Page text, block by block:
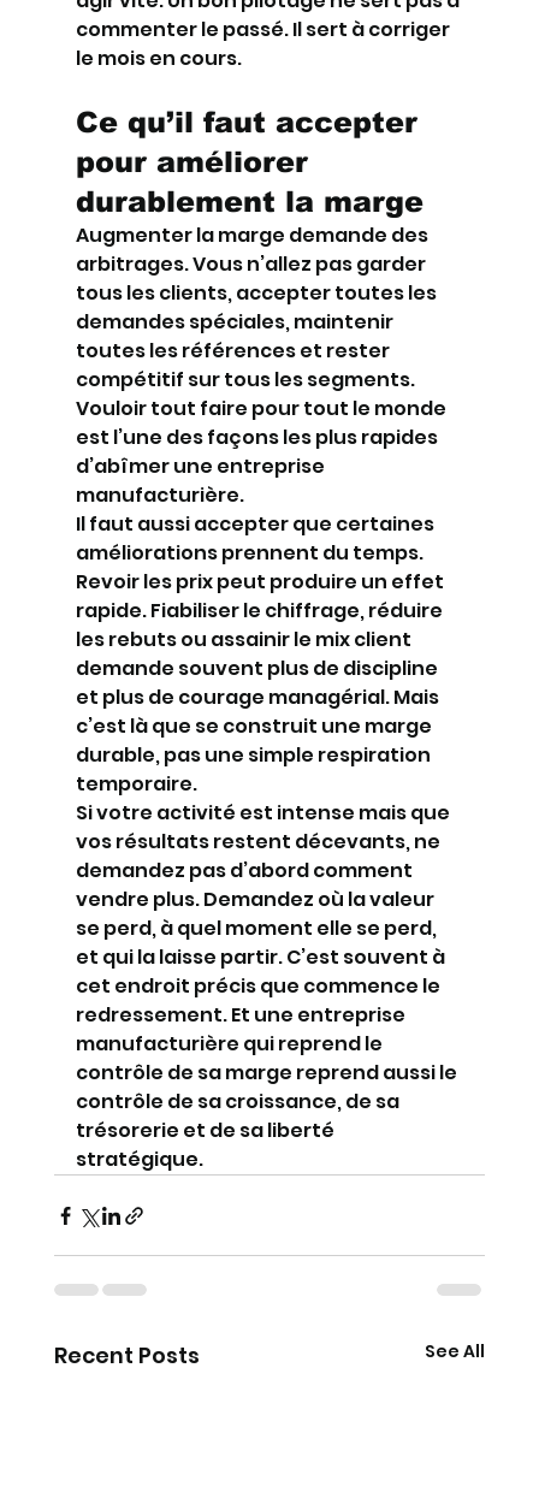
commenter le passé. Il sert à corriger
le mois en cours.
Ce qu’il faut accepter
pour améliorer
durablement la marge
Augmenter la marge demande des
arbitrages. Vous n’allez pas garder
tous les clients, accepter toutes les
demandes spéciales, maintenir
toutes les références et rester
compétitif sur tous les segments.
Vouloir tout faire pour tout le monde
est l’une des façons les plus rapides
d’abîmer une entreprise
manufacturière.
Il faut aussi accepter que certaines
améliorations prennent du temps.
Revoir les prix peut produire un effet
rapide. Fiabiliser le chiffrage, réduire
les rebuts ou assainir le mix client
demande souvent plus de discipline
et plus de courage managérial. Mais
c’est là que se construit une marge
durable, pas une simple respiration
temporaire.
Si votre activité est intense mais que
vos résultats restent décevants, ne
demandez pas d’abord comment
vendre plus. Demandez où la valeur
se perd, à quel moment elle se perd,
et qui la laisse partir. C’est souvent à
cet endroit précis que commence le
redressement. Et une entreprise
manufacturière qui reprend le
contrôle de sa marge reprend aussi le
contrôle de sa croissance, de sa
trésorerie et de sa liberté
stratégique.
Recent Posts See All